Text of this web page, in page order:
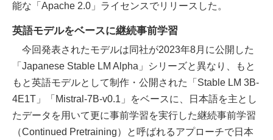
能な「Apache 2.0」ライセンスでリリースした。
英語モデルをベースに継続事前学習
今回発表されたモデルは同社が2023年8月に公開した
「Japanese Stable LM Alpha」シリーズと異なり、もと
もと英語モデルとして制作・公開された「Stable LM 3B-
4E1T」「Mistral-7B-v0.1」をベースに、日本語を主とし
たデータを用いて更に事前学習を実行した継続事前学習
（Continued Pretraining）と呼ばれるアプローチで日本